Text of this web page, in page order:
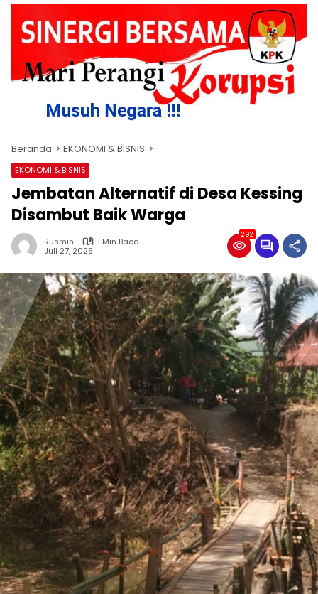
Beranda EKONOMI & BISNIS
EKONOMI & BISNIS
Jembatan Alternatif di Desa Kessing
Disambut Baik Warga
Rusmin
1 Min Baca
Juli 27, 2025
292